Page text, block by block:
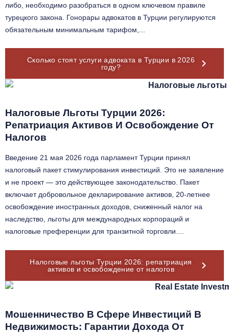
либо, необходимо разобраться в одном ключевом правиле
турецкого закона. Гонорары адвокатов в Турции регулируются
обязательным минимальным тарифом,...
Сколько стоят услуги адвоката в Турции в 2026
году?
Налоговые Льготы Турции 2026:
Репатриация Активов И Освобождение От
Налогов
Введение 21 мая 2026 года парламент Турции принял
налоговый пакет стимулирования инвестиций. Это не заявление
и не проект — это действующее законодательство. Пакет
включает добровольное декларирование активов, 20-летнее
освобождение иностранных доходов, сниженный налог на
наследство, льготы для международных корпораций и
налоговые преференции для транзитной торговли....
Налоговые льготы Турции 2026: репатриация
активов и освобождение от налогов
Мошенничество В Сфере Инвестиций В
Недвижимость: Гарантии Дохода От